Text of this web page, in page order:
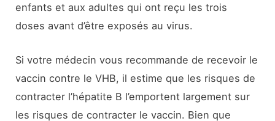
enfants et aux adultes qui ont reçu les trois
doses avant d’être exposés au virus.
Si votre médecin vous recommande de recevoir le
vaccin contre le VHB, il estime que les risques de
contracter l’hépatite B l’emportent largement sur
les risques de contracter le vaccin. Bien que